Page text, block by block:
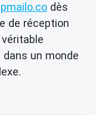
dès
de réception
un monde